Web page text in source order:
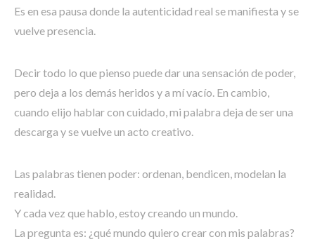
Es en esa pausa donde la autenticidad real se manifiesta y se
vuelve presencia.
Decir todo lo que pienso puede dar una sensación de poder,
pero deja a los demás heridos y a mí vacío. En cambio,
cuando elijo hablar con cuidado, mi palabra deja de ser una
descarga y se vuelve un acto creativo.
Las palabras tienen poder: ordenan, bendicen, modelan la
realidad.
Y cada vez que hablo, estoy creando un mundo.
La pregunta es: ¿qué mundo quiero crear con mis palabras?